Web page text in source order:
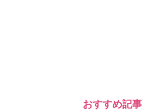
おすすめ記事